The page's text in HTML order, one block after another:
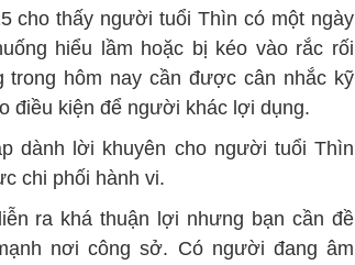
cho thấy người tuổi Thìn có một ngày
hiểu lầm hoặc bị kéo vào rắc rối
trong hôm nay cần được cân nhắc kỹ
điều kiện để người khác lợi dụng.
dành lời khuyên cho người tuổi Thìn
chi phối hành vi.
ra khá thuận lợi nhưng bạn cần đề
nơi công sở. Có người đang âm